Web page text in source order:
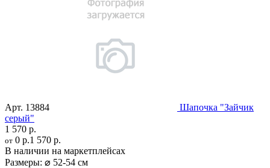
Арт. 13884
Шапочка "Зайчик
серый"
1 570 р.
от 0 р.1 570 р.
В наличии на маркетплейсах
Размеры: ⌀ 52-54 см